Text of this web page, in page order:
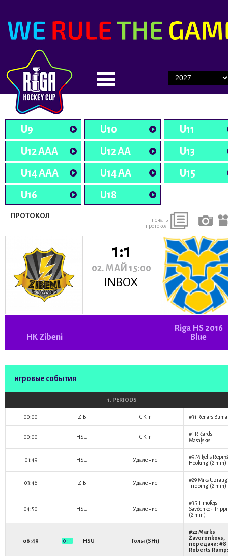
U9 U10
U11
U12 AAA
U12 AA
U13
U14 AAA
U14 AA
U15
U16
U18
ПРОТОКОЛ
печать
протокол
1:1
02. МАЙ 15:00
INBOX
HK Zibeni
Riga HS 2016
Blue
игровые события
1. PERIODS
00:00 ZIB GK In #31 Renārs
00:00 HSU GK In #1 Ričards
Masaļskis
01:49 HSU Удаление #9Miķelis Rēpiņš
Hooking (2 min)
03:46 ZIB Удаление #29Miks
Tripping (2 min)
04:50 HSU Удаление
#35 Timofejs
Savčenko-
(2 min)
06:49 0 : 1 HSU Голы (SH1)
#22Marks
Žavoronkovs,
передачи: #8
Roberts